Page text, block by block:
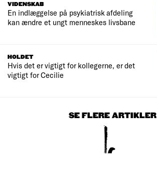
VIDENSKAB
En indlæggelse på psykiatrisk afdeling
kan ændre et ungt menneskes livsbane
HOLDET
Hvis det er vigtigt for kollegerne, er det
vigtigt for Cecilie
SE FLERE ARTIKLER